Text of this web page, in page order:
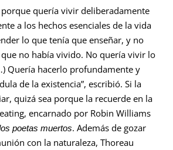
porque quería vivir deliberadamente
a los hechos esenciales de la vida
lo que tenía que enseñar, y no
no había vivido. No quería vivir lo
Quería hacerlo profundamente y
de la existencia”, escribió. Si la
quizá sea porque la recuerde en la
encarnado por Robin Williams
poetas muertos. Además de gozar
con la naturaleza, Thoreau